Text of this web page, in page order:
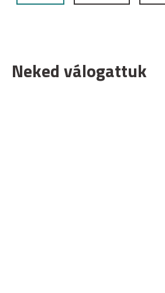
Neked válogattuk